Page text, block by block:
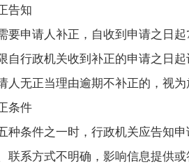
告知
要申请人补正，自收到申请之日
自行政机关收到补正的申请之日
人无正当理由逾期不补正的，视
条件
种条件之一时，行政机关应告知
联系方式不明确，影响信息提供